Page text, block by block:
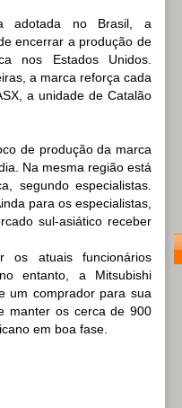
adotada no Brasil, a
encerrar a produção de
nos Estados Unidos.
a marca reforça cada
a unidade de Catalão
de produção da marca
Na mesma região está
segundo especialistas.
para os especialistas,
sul-asiático receber
os atuais funcionários
entanto, a Mitsubishi
um comprador para sua
manter os cerca de 900
em boa fase.